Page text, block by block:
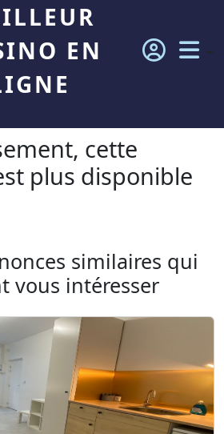
EN
cette
plus disponible
similaires qui
vous intéresser